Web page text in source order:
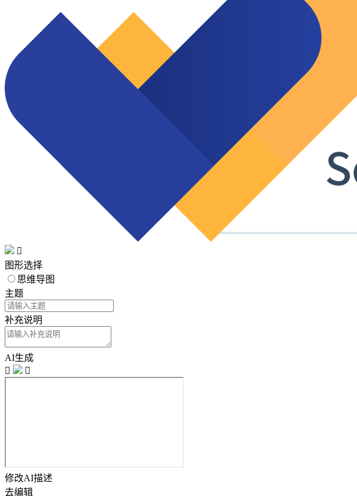

图形选择
思维导图
主题
补充说明
AI生成


修改AI描述
去编辑